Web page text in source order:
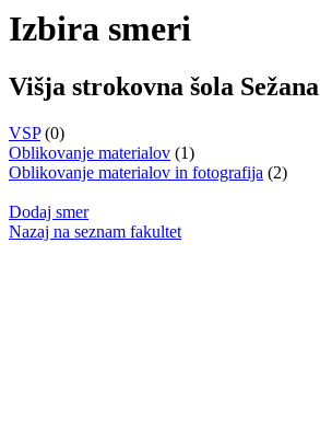
Izbira smeri
Višja strokovna šola Sežana
VSP(0)
Oblikovanje materialov (1)
Oblikovanje materialov in fotografija (2)
Dodaj smer
Nazaj na seznam fakultet